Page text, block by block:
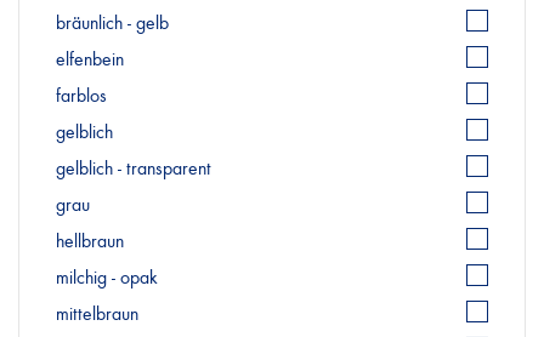
bräunlich - gelb
elfenbein
farblos
gelblich
gelblich - transparent
grau
hellbraun
milchig - opak
mittelbraun